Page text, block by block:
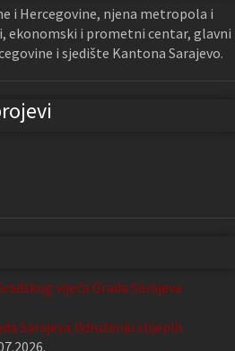
i Hercegovine, njena metropola i
ekonomski i prometni centar, glavni
i sjedište Kantona Sarajevo.
vijeća Grada Sarajeva
Sarajeva Udruženju slijepih